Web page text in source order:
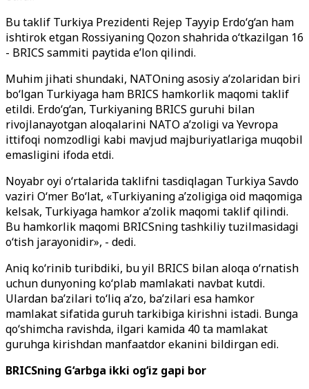
Bu taklif Turkiya Prezidenti Rejep Tayyip Erdo‘g‘an ham
ishtirok etgan Rossiyaning Qozon shahrida o‘tkazilgan 16
- BRICS sammiti paytida e’lon qilindi.
Muhim jihati shundaki, NATOning asosiy a’zolaridan biri
bo‘lgan Turkiyaga ham BRICS hamkorlik maqomi taklif
etildi. Erdo‘g‘an, Turkiyaning BRICS guruhi bilan
rivojlanayotgan aloqalarini NATO a’zoligi va Yevropa
ittifoqi nomzodligi kabi mavjud majburiyatlariga muqobil
emasligini ifoda etdi.
Noyabr oyi o‘rtalarida taklifni tasdiqlagan Turkiya Savdo
vaziri O‘mer Bo‘lat, «Turkiyaning a’zoligiga oid maqomiga
kelsak, Turkiyaga hamkor a’zolik maqomi taklif qilindi.
Bu hamkorlik maqomi BRICSning tashkiliy tuzilmasidagi
o‘tish jarayonidir», - dedi.
Aniq ko‘rinib turibdiki, bu yil BRICS bilan aloqa o‘rnatish
uchun dunyoning ko‘plab mamlakati navbat kutdi.
Ulardan ba’zilari to‘liq a’zo, ba’zilari esa hamkor
mamlakat sifatida guruh tarkibiga kirishni istadi. Bunga
qo‘shimcha ravishda, ilgari kamida 40 ta mamlakat
guruhga kirishdan manfaatdor ekanini bildirgan edi.
BRICSning G‘arbga ikki og‘iz gapi bor